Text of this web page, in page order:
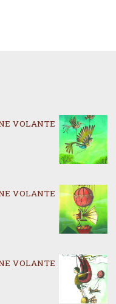
VOLANTE
VOLANTE
VOLANTE